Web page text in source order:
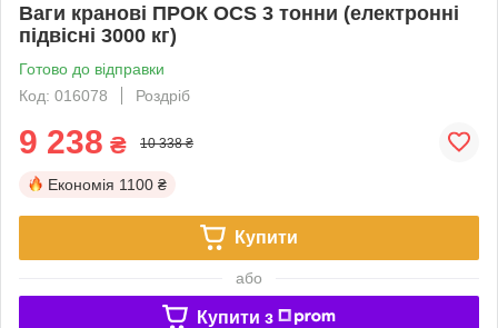
Ваги кранові ПРОК OCS 3 тонни (електронні
підвісні 3000 кг)
Готово до відправки
Код: 016078
Роздріб
9 238 ₴ 10 338 ₴
Економія 1100 ₴
Купити
або
Купити з